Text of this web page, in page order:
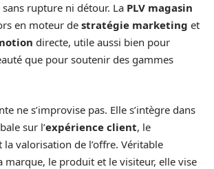
rupture ni détour. La PLV magasin
en moteur de stratégie marketing et
directe, utile aussi bien pour
que pour soutenir des gammes
ne s’improvise pas. Elle s’intègre dans
sur l’expérience client, le
valorisation de l’offre. Véritable
marque, le produit et le visiteur, elle vise